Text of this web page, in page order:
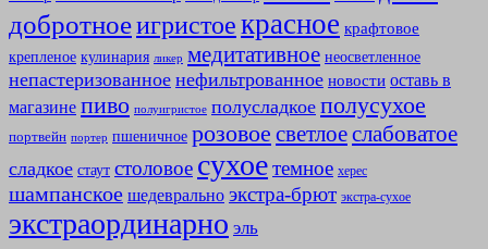
добротноеигристоекрасное крафтовое
крепленое кулинария ликер медитативное неосветленное
непастеризованное нефильтрованное новости оставь в
магазине пиво полуигристое полусладкое полусухое
портвейн портер пшеничное розовое светлоеслабоватое
сладкое стаут столовое сухоетемное херес
шампанское шедеврально экстра-брют экстра-сухое
экстраординарно эль